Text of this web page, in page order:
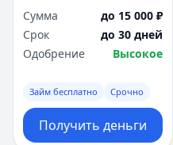
Сумма
до 15 000 ₽
Срок
до 30 дней
Одобрение
Высокое
Займ бесплатно Срочно
Получить деньги